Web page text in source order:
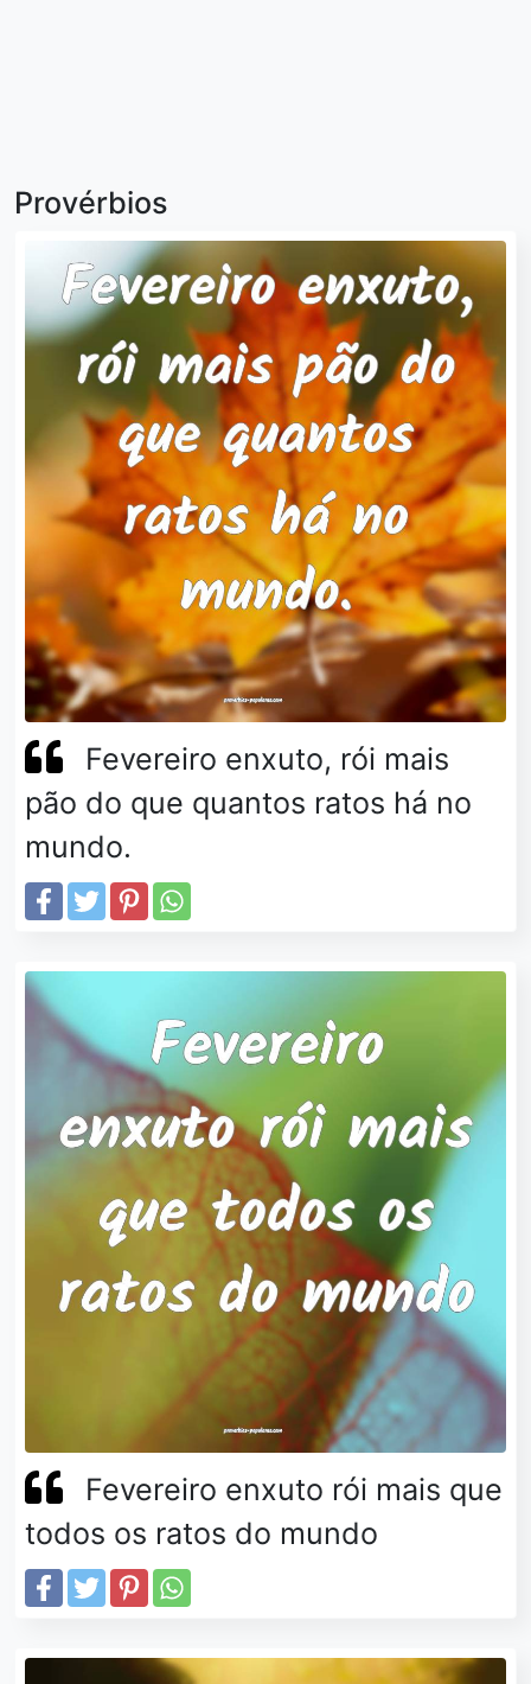
Provérbios
Fevereiro enxuto, rói mais
pão do que quantos ratos há no
mundo.
Fevereiro enxuto rói mais que
todos os ratos do mundo